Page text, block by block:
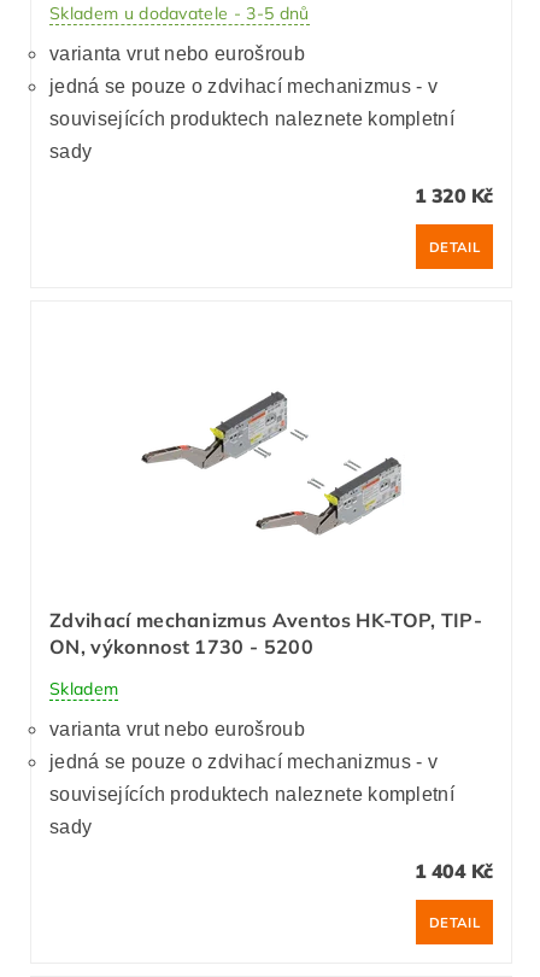
Skladem u dodavatele - 3-5 dnů
varianta vrut nebo eurošroub
jedná se pouze o zdvihací mechanizmus - v
souvisejících produktech naleznete kompletní
sady
1 320 Kč
DETAIL
Zdvihací mechanizmus Aventos HK-TOP, TIP-
ON, výkonnost 1730 - 5200
Skladem
varianta vrut nebo eurošroub
jedná se pouze o zdvihací mechanizmus - v
souvisejících produktech naleznete kompletní
sady
1 404 Kč
DETAIL